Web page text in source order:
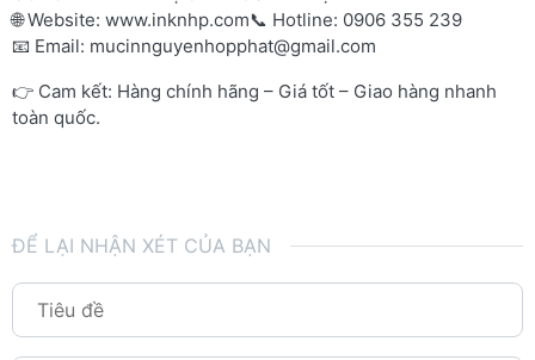
🌐 Website: www.inknhp.com📞 Hotline: 0906 355 239
📧 Email: mucinnguyenhopphat@gmail.com
👉 Cam kết: Hàng chính hãng – Giá tốt – Giao hàng nhanh
toàn quốc.
ĐỂ LẠI NHẬN XÉT CỦA BẠN